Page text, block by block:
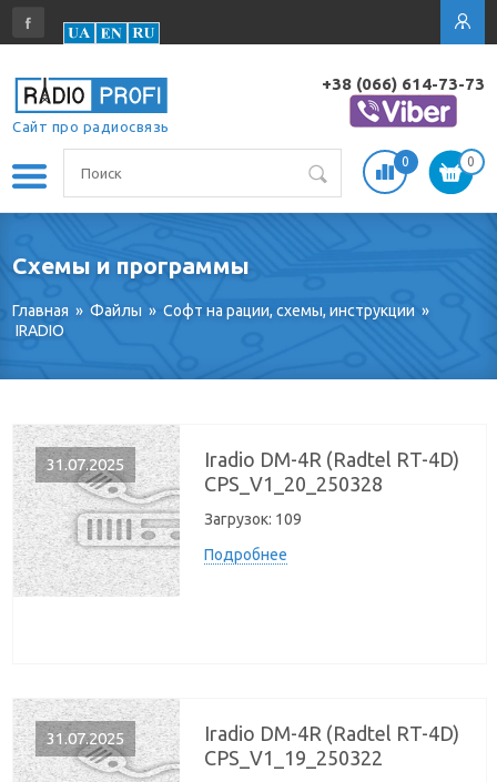
Сайт про радиосвязь
+38 (066) 614-73-73
0 0
Схемы и программы
Главная » Файлы » Софт на рации, схемы, инструкции »
IRADIO
31.07.2025
Iradio DM-4R (Radtel RT-4D)
CPS_V1_20_250328
Загрузок: 109
Подробнее
31.07.2025
Iradio DM-4R (Radtel RT-4D)
CPS_V1_19_250322